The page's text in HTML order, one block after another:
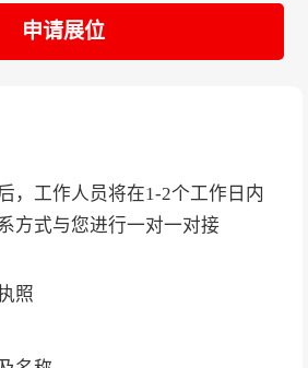
申请展位
，工作人员将在1-2个工作日内
方式与您进行一对一对接
照